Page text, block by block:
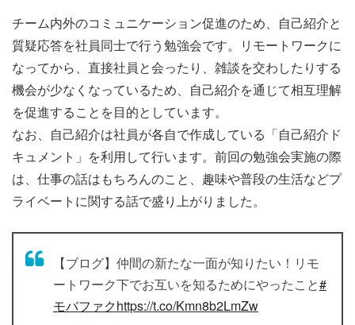
チーム内外のコミュニケーション促進のため、自己紹介と
質疑応答を社員同士で行う勉強会です。リモートワークに
なってから、直接社員と会ったり、雑談を交わしたりする
機会が少なくなっているため、自己紹介を通じて相互理解
を促進することを目的としています。
なお、自己紹介は社員が各自で作成している「自己紹介ド
キュメント」を利用して行います。前回の勉強会実施の際
は、仕事の話はもちろんのこと、趣味や普段の生活などプ
ライベートに関する話で盛り上がりました。
【ブログ】仲間の新たな一面が知りたい！リモ
ートワーク下でお互いを知るためにやったこと#
モバファクhttps://t.co/Kmn8b2LmZw